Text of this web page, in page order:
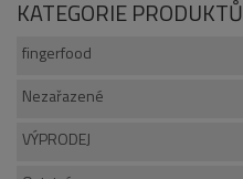
KATEGORIE PRODUKTŮ
fingerfood
Nezařazené
VÝPRODEJ